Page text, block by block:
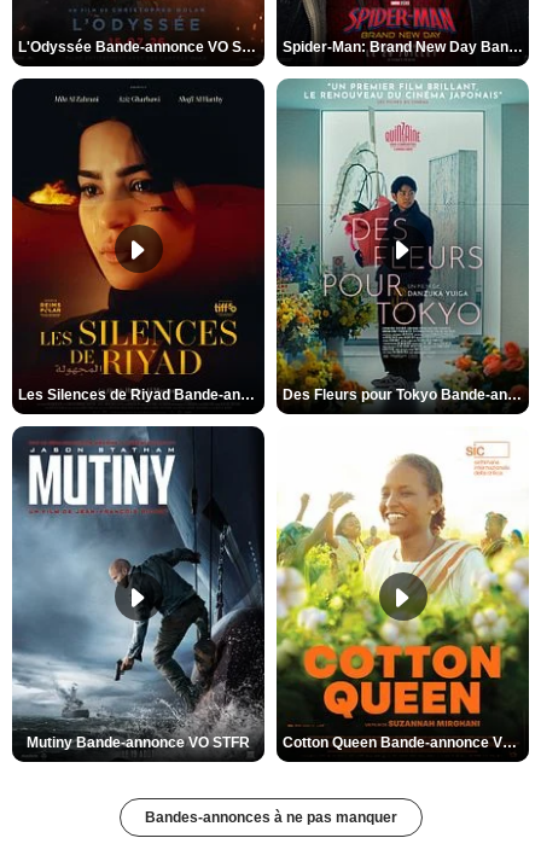
L'Odyssée Bande-annonce VO STFR Spider-Man: Brand New Day Bande-annonce VO STFR
Les Silences de Riyad Bande-annonce VO STFR Des Fleurs pour Tokyo Bande-annonce VO STFR
Mutiny Bande-annonce VO STFR Cotton Queen Bande-annonce VO STFR
Bandes-annonces à ne pas manquer